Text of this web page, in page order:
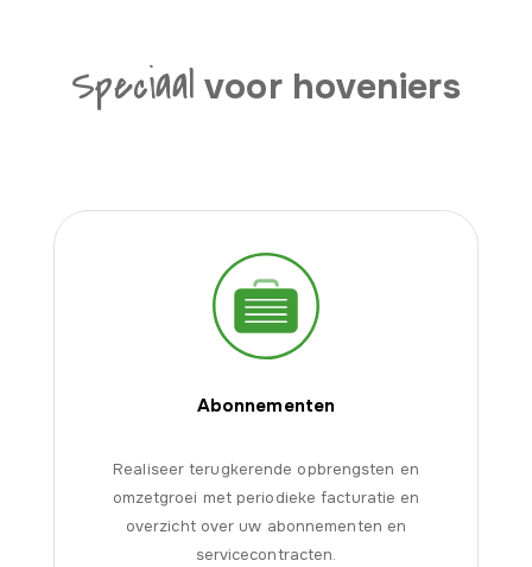
Speciaal voor hoveniers
Abonnementen
Realiseer terugkerende opbrengsten en
omzetgroei met periodieke facturatie en
overzicht over uw abonnementen en
servicecontracten.